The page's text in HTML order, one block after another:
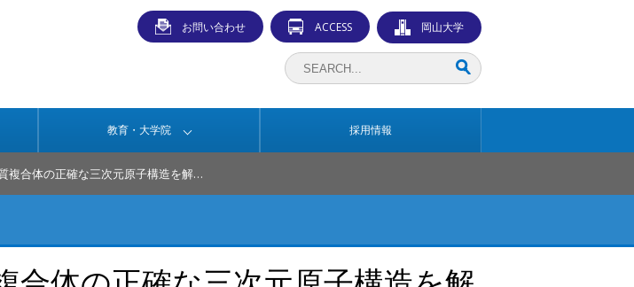
お問い合わせ ACCESS 岡山大学
教育・大学院 採用情報
光合成細菌光捕集タンパク質複合体の正確な三次元原子構造を解明－光エネルギーの高効率利用に前進ー